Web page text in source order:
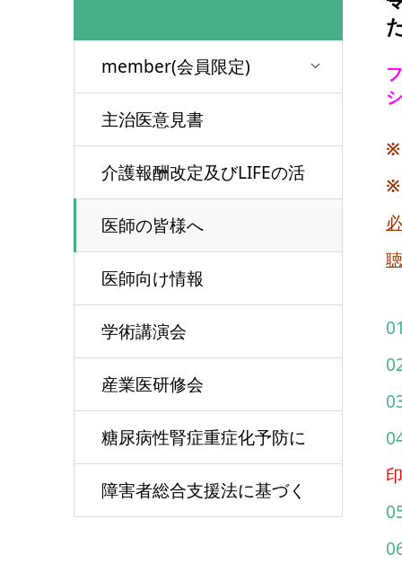
member(会員限定)
主治医意見書
介護報酬改定及びLIFEの活
用について
医師の皆様へ
医師向け情報
学術講演会
産業医研修会
糖尿病性腎症重症化予防に
関する情報
障害者総合支援法に基づく
※
※